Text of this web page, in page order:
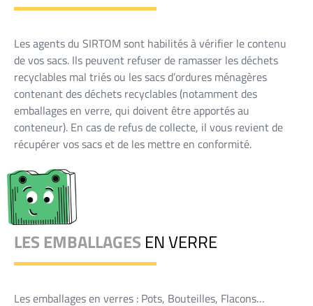
Les agents du SIRTOM sont habilités à vérifier le contenu
de vos sacs. Ils peuvent refuser de ramasser les déchets
recyclables mal triés ou les sacs d’ordures ménagères
contenant des déchets recyclables (notamment des
emballages en verre, qui doivent être apportés au
conteneur). En cas de refus de collecte, il vous revient de
récupérer vos sacs et de les mettre en conformité.
LES EMBALLAGES EN VERRE
Les emballages en verres : Pots, Bouteilles, Flacons…